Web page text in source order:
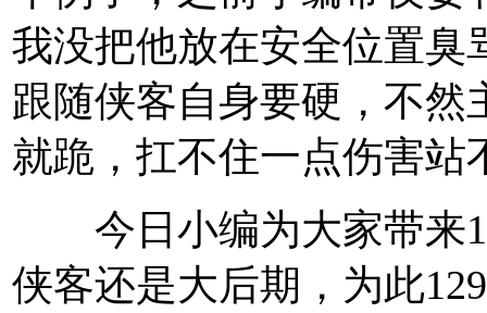
我没把他放在安全位置臭
跟随侠客自身要硬，不然
就跪，扛不住一点伤害站
今日小编为大家带来
侠客还是大后期，为此